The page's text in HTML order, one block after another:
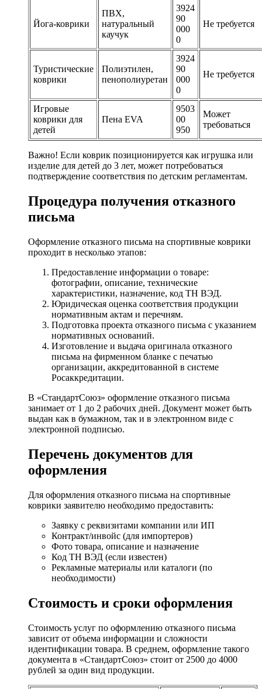
Йога-коврики
ПВХ,
натуральный
каучук
3924
90
000
0
Не требуется
Туристические
коврики
Полиэтилен,
пенополиуретан
3924
90
000
0
Не требуется
Игровые
коврики для
детей
Пена EVA
9503
00
950
Может
требоваться
Важно! Если коврик позиционируется как игрушка или
изделие для детей до 3 лет, может потребоваться
подтверждение соответствия по детским регламентам.
Процедура получения отказного
письма
Оформление отказного письма на спортивные коврики
проходит в несколько этапов:
Предоставление информации о товаре:
фотографии, описание, технические
характеристики, назначение, код ТН ВЭД.
Юридическая оценка соответствия продукции
нормативным актам и перечням.
Подготовка проекта отказного письма с указанием
нормативных оснований.
Изготовление и выдача оригинала отказного
письма на фирменном бланке с печатью
организации, аккредитованной в системе
Росаккредитации.
В «СтандартСоюз» оформление отказного письма
занимает от 1 до 2 рабочих дней. Документ может быть
выдан как в бумажном, так и в электронном виде с
электронной подписью.
Перечень документов для
оформления
Для оформления отказного письма на спортивные
коврики заявителю необходимо предоставить:
Заявку с реквизитами компании или ИП
Контракт/инвойс (для импортеров)
Фото товара, описание и назначение
Код ТН ВЭД (если известен)
Рекламные материалы или каталоги (по
необходимости)
Стоимость и сроки оформления
Стоимость услуг по оформлению отказного письма
зависит от объема информации и сложности
идентификации товара. В среднем, оформление такого
документа в «СтандартСоюз» стоит от 2500 до 4000
рублей за один вид продукции.